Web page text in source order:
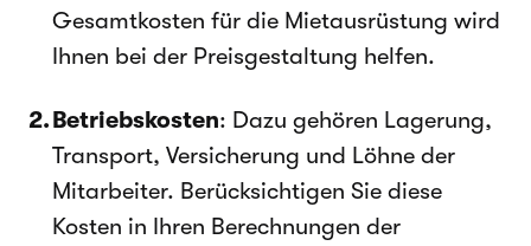
Gesamtkosten für die Mietausrüstung wird
Ihnen bei der Preisgestaltung helfen.
Betriebskosten: Dazu gehören Lagerung,
Transport, Versicherung und Löhne der
Mitarbeiter. Berücksichtigen Sie diese
Kosten in Ihren Berechnungen der